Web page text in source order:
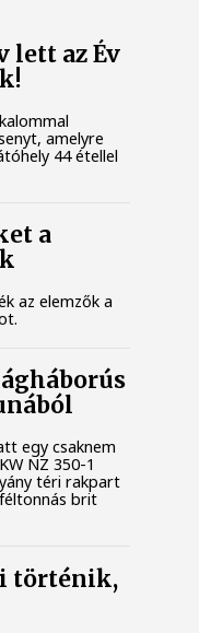
lett az Év
amelyre
44 étellel
a
az elemzők a
egy csaknem
NZ 350-1
téri rakpart
brit
történik,